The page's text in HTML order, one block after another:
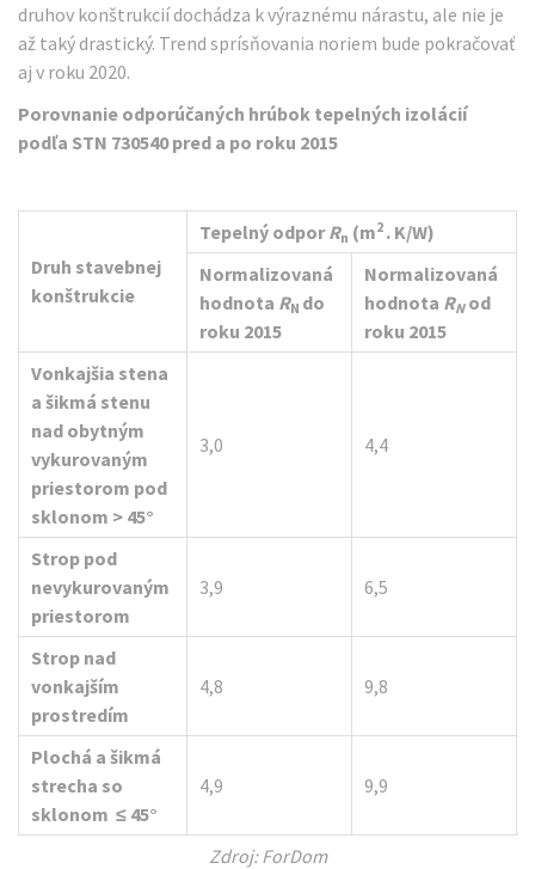
druhov konštrukcií dochádza k výraznému nárastu, ale nie je
až taký drastický. Trend sprísňovania noriem bude pokračovať
aj v roku 2020.
Porovnanie odporúčaných hrúbok tepelných izolácií
podľa STN 730540 pred a po roku 2015
Druh stavebnej
konštrukcie
Tepelný odporRn (m2 . K/W)
Normalizovaná
hodnota RN do
roku 2015
Normalizovaná
hodnota RNod
roku 2015
Vonkajšia stena
a šikmá stenu
nad obytným
vykurovaným
priestorom pod
sklonom > 45°
3,0 4,4
Strop pod
nevykurovaným
priestorom
3,9 6,5
Strop nad
vonkajším
prostredím
4,8 9,8
Plochá a šikmá
strecha so
sklonom ≤ 45°
4,9 9,9
Zdroj: ForDom